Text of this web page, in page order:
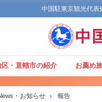
中国駐東京観光代表
・直轄市の紹介 お薦め
・お知らせ 報告